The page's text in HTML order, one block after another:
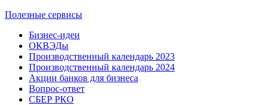
Полезные сервисы
Бизнес-идеи
ОКВЭДы
Производственный календарь 2023
Производственный календарь 2024
Акции банков для бизнеса
Вопрос-ответ
СБЕР РКО